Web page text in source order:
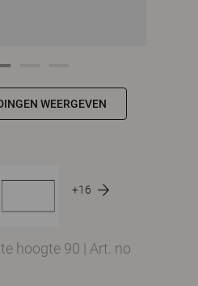
WEERGEVEN
+16
hoogte 90 | Art. no